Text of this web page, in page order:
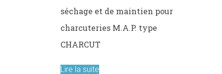
séchage et de maintien pour
charcuteries M.A.P. type
CHARCUT
Lire la suite